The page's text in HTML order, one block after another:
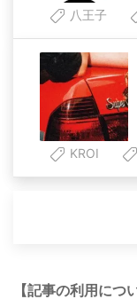
八王子
KROI
【記事の利用につ